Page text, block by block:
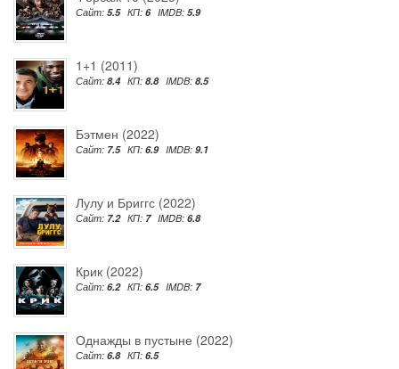
Сайт: 5.5 КП: 6 IMDB: 5.9
1+1 (2011)
Сайт: 8.4 КП: 8.8 IMDB: 8.5
Бэтмен (2022)
Сайт: 7.5 КП: 6.9 IMDB: 9.1
Лулу и Бриггс (2022)
Сайт: 7.2 КП: 7 IMDB: 6.8
Крик (2022)
Сайт: 6.2 КП: 6.5 IMDB: 7
Однажды в пустыне (2022)
Сайт: 6.8 КП: 6.5